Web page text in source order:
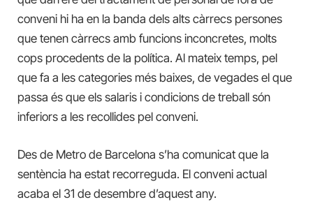
conveni hi ha en la banda dels alts càrrecs persones
que tenen càrrecs amb funcions inconcretes, molts
cops procedents de la política. Al mateix temps, pel
que fa a les categories més baixes, de vegades el que
passa és que els salaris i condicions de treball són
inferiors a les recollides pel conveni.
Des de Metro de Barcelona s’ha comunicat que la
sentència ha estat recorreguda. El conveni actual
acaba el 31 de desembre d’aquest any.